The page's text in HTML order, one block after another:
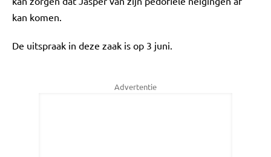
kan komen.
De uitspraak in deze zaak is op 3 juni.
Advertentie